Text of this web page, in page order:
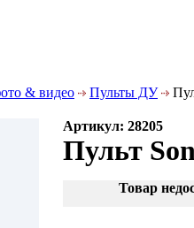
& видео Пульты ДУ
Артикул: 28205
Пульт
Товар